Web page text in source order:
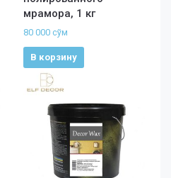
мрамора, 1 кг
80 000 сўм
В корзину